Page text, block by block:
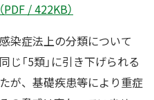
/ 422KB）
染症法上の分類について
「5類」に引き下げられる
が、基礎疾患等により重症